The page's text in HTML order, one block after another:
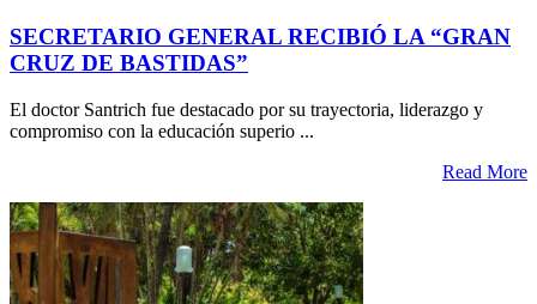
SECRETARIO GENERAL RECIBIÓ LA “GRAN
CRUZ DE BASTIDAS”
El doctor Santrich fue destacado por su trayectoria, liderazgo y
compromiso con la educación superio ...
Read More